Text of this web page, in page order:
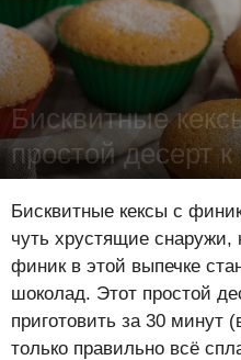
Бисквитные
простой десерт
Бисквитные кексы с
чуть хрустящие
финик в этой выпечке
шоколад. Этот простой
приготовить за 30 минут
только правильно всё